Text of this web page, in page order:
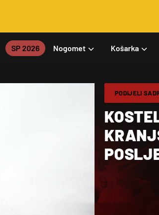
SP 2026 Nogomet Košarka
PODIJELI